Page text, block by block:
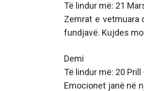
Të lindur më: 21
Zemrat e vetmuara
fundjavë. Kujdes
Demi
Të lindur më: 20 Prill
Emocionet janë në